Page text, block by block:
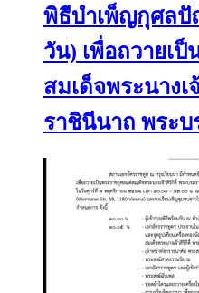
พิธีบำเพ็ญกุศลปั
วัน) เพื่อถวายเ
สมเด็จพระนาง
ราชินีนาถ พระ